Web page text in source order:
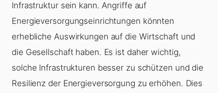
Infrastruktur sein kann. Angriffe auf
Energieversorgungseinrichtungen könnten
erhebliche Auswirkungen auf die Wirtschaft und
die Gesellschaft haben. Es ist daher wichtig,
solche Infrastrukturen besser zu schützen und die
Resilienz der Energieversorgung zu erhöhen. Dies